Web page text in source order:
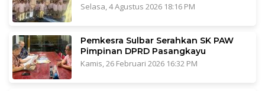
Selasa, 4 Agustus 2026 18:16 PM
Pemkesra Sulbar Serahkan SK PAW
Pimpinan DPRD Pasangkayu
Kamis, 26 Februari 2026 16:32 PM